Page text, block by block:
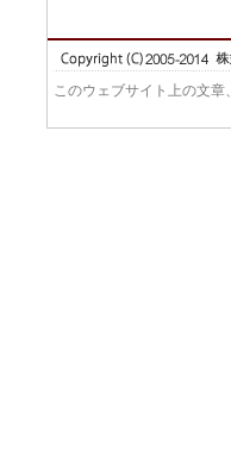
このウェブサイト上の文